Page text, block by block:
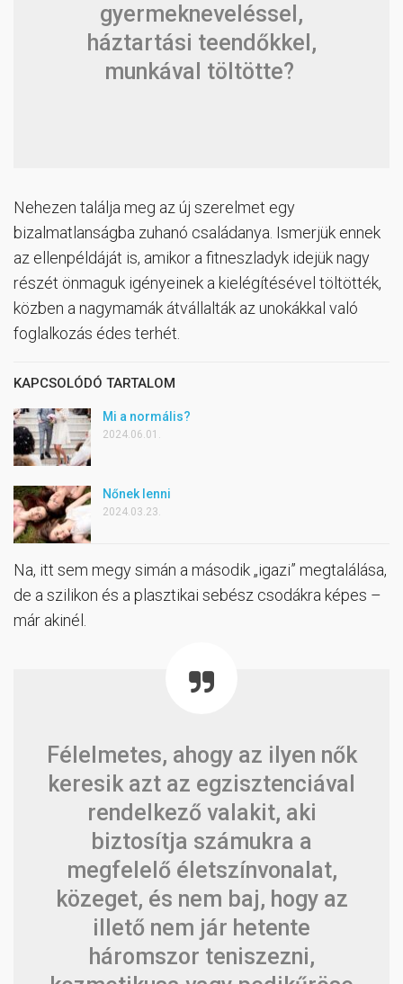
gyermekneveléssel,
háztartási teendőkkel,
munkával töltötte?
Nehezen találja meg az új szerelmet egy
bizalmatlanságba zuhanó családanya. Ismerjük ennek
az ellenpéldáját is, amikor a fitneszladyk idejük nagy
részét önmaguk igényeinek a kielégítésével töltötték,
közben a nagymamák átvállalták az unokákkal való
foglalkozás édes terhét.
KAPCSOLÓDÓ TARTALOM
Mi a normális?
2024.06.01.
Nőnek lenni
2024.03.23.
Na, itt sem megy simán a második „igazi” megtalálása,
de a szilikon és a plasztikai sebész csodákra képes –
már akinél.
Félelmetes, ahogy az ilyen nők
keresik azt az egzisztenciával
rendelkező valakit, aki
biztosítja számukra a
megfelelő életszínvonalat,
közeget, és nem baj, hogy az
illető nem jár hetente
háromszor teniszezni,